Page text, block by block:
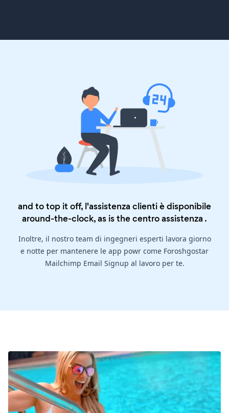
and to top it off, l'assistenza clienti è disponibile
around-the-clock, as is thecentro assistenza .
Inoltre, il nostro team di ingegneri esperti lavora giorno
e notte per mantenere le app powr come Foroshgostar
Mailchimp Email Signup al lavoro per te.